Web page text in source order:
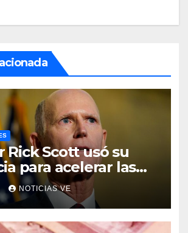
Rick Scott usó su
para acelerar las
en Venezuela
NOTICIAS VE